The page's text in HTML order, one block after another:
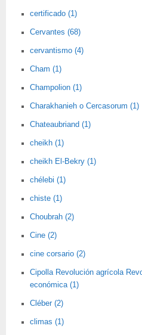
certificado (1)
Cervantes (68)
cervantismo (4)
Cham (1)
Champolion (1)
Charakhanieh o Cercasorum (1)
Chateaubriand (1)
cheikh (1)
cheikh El-Bekry (1)
chélebi (1)
chiste (1)
Choubrah (2)
Cine (2)
cine corsario (2)
Cipolla Revolución agrícola
económica (1)
Cléber (2)
climas (1)